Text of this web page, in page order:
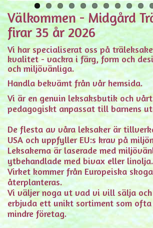
Välkommen - Midgård
firar 35 år 2026
Vi har specialiserat oss på
kvalitet - vackra i färg, form och
och miljövänliga.
Handla bekvämt från vår hemsida.
Vi är en genuin leksaksbutik och
pedagogiskt anpassat till barnens
De flesta av våra leksaker är
USA och uppfyller EU:s krav på
Leksakerna är laserade med
ytbehandlade med bivax eller linolja.
Virket kommer från Europeiska
återplanteras.
Vi väljer noga ut vad vi vill sälja
erbjuda ett unikt sortiment som
mindre företag.